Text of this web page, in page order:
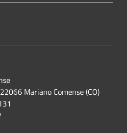
Mariano Comense (CO)